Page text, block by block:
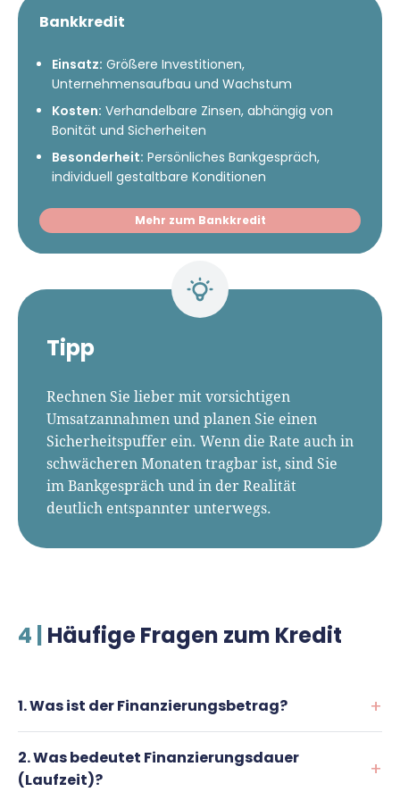
Bankkredit
Einsatz: Größere Investitionen,
Unternehmensaufbau und Wachstum
Kosten: Verhandelbare Zinsen, abhängig von
Bonität und Sicherheiten
Besonderheit: Persönliches Bankgespräch,
individuell gestaltbare Konditionen
Mehr zum Bankkredit
Tipp
Rechnen Sie lieber mit vorsichtigen
Umsatzannahmen und planen Sie einen
Sicherheitspuffer ein. Wenn die Rate auch in
schwächeren Monaten tragbar ist, sind Sie
im Bankgespräch und in der Realität
deutlich entspannter unterwegs.
4 | Häufige Fragen zum Kredit
1. Was ist der Finanzierungsbetrag?
Der Finanzierungsbetrag ist die Kreditsumme, die
Sie von der Bank benötigen – zum Beispiel für
2. Was bedeutet Finanzierungsdauer
(Laufzeit)?